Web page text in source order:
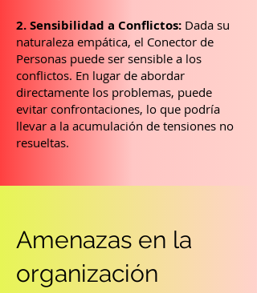
2. Sensibilidad a Conflictos: Dada su
naturaleza empática, el Conector de
Personas puede ser sensible a los
conflictos. En lugar de abordar
directamente los problemas, puede
evitar confrontaciones, lo que podría
llevar a la acumulación de tensiones no
resueltas.
Amenazas en la
organización